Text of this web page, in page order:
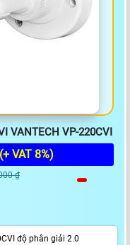
VANTECH VP-220CVI
(+ VAT 8%)
₫
độ phân giải 2.0